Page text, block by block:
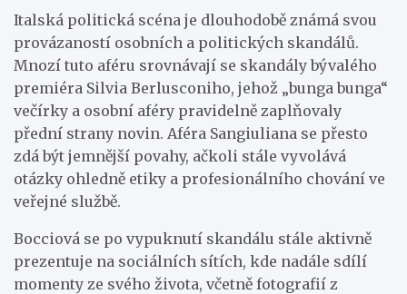
Italská politická scéna je dlouhodobě známá svou
provázaností osobních a politických skandálů.
Mnozí tuto aféru srovnávají se skandály bývalého
premiéra Silvia Berlusconiho, jehož „bunga bunga“
večírky a osobní aféry pravidelně zaplňovaly
přední strany novin. Aféra Sangiuliana se přesto
zdá být jemnější povahy, ačkoli stále vyvolává
otázky ohledně etiky a profesionálního chování ve
veřejné službě.
Bocciová se po vypuknutí skandálu stále aktivně
prezentuje na sociálních sítích, kde nadále sdílí
momenty ze svého života, včetně fotografií z